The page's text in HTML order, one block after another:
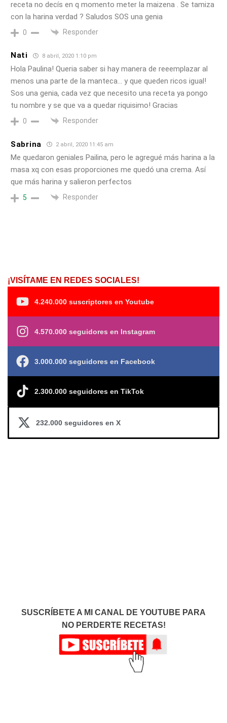
receta no decís en q momento meter la maizena . Se tamiza
con la harina verdad ? Saludos SOS una genia
0 Responder
Nati 8 abril, 2020 1:10 pm
Hola Paulina! Queria saber si hay manera de reeemplazar al
menos una parte de la manteca… y que queden ricos igual!
Sos una genia, cada vez que necesito una receta ya pongo
tu nombre y se que va a quedar riquisimo! Gracias
0 Responder
Sabrina 2 abril, 2020 11:45 am
Me quedaron geniales Pailina, pero le agregué más harina a la
masa xq con esas proporciones me quedó una crema. Así
que más harina y salieron perfectos
5 Responder
¡VISÍTAME EN REDES SOCIALES!
4.240.000 suscriptores en Youtube
4.570.000 seguidores en Instagram
3.000.000 seguidores en Facebook
2.300.000 seguidores en TikTok
232.000 seguidores en X
SUSCRÍBETE A MI CANAL DE YOUTUBE PARA
NO PERDERTE RECETAS!